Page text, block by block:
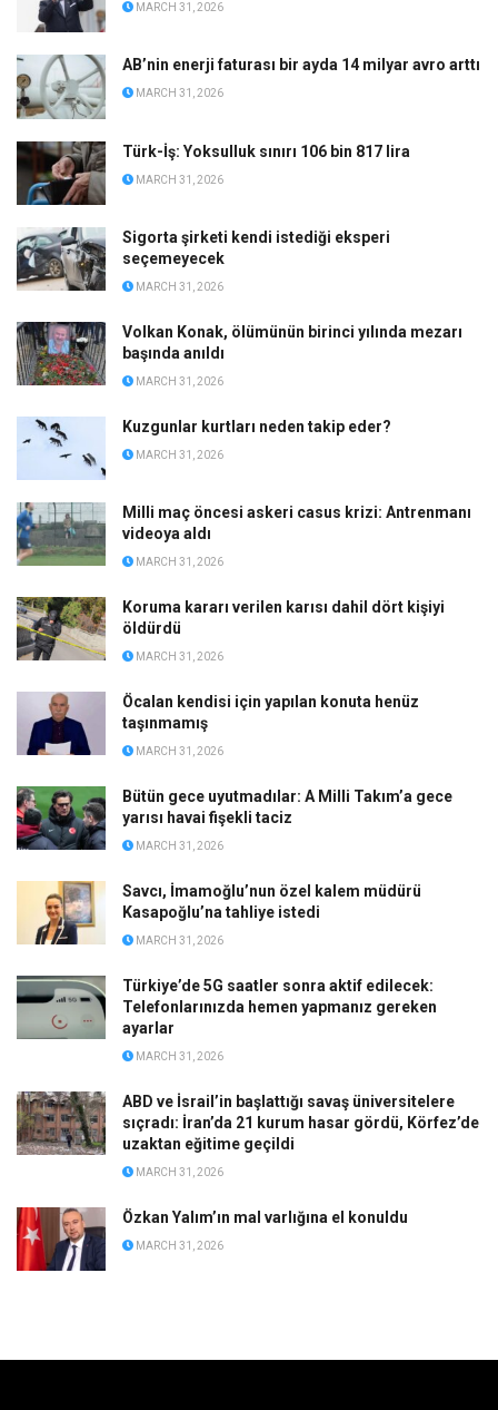
MARCH 31, 2026
AB’nin enerji faturası bir ayda 14 milyar avro arttı
MARCH 31, 2026
Türk-İş: Yoksulluk sınırı 106 bin 817 lira
MARCH 31, 2026
Sigorta şirketi kendi istediği eksperi
seçemeyecek
MARCH 31, 2026
Volkan Konak, ölümünün birinci yılında mezarı
başında anıldı
MARCH 31, 2026
Kuzgunlar kurtları neden takip eder?
MARCH 31, 2026
Milli maç öncesi askeri casus krizi: Antrenmanı
videoya aldı
MARCH 31, 2026
Koruma kararı verilen karısı dahil dört kişiyi
öldürdü
MARCH 31, 2026
Öcalan kendisi için yapılan konuta henüz
taşınmamış
MARCH 31, 2026
Bütün gece uyutmadılar: A Milli Takım’a gece
yarısı havai fişekli taciz
MARCH 31, 2026
Savcı, İmamoğlu’nun özel kalem müdürü
Kasapoğlu’na tahliye istedi
MARCH 31, 2026
Türkiye’de 5G saatler sonra aktif edilecek:
Telefonlarınızda hemen yapmanız gereken
ayarlar
MARCH 31, 2026
ABD ve İsrail’in başlattığı savaş üniversitelere
sıçradı: İran’da 21 kurum hasar gördü, Körfez’de
uzaktan eğitime geçildi
MARCH 31, 2026
Özkan Yalım’ın mal varlığına el konuldu
MARCH 31, 2026